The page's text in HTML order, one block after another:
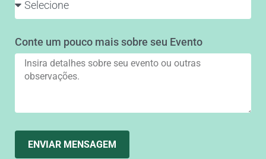
Conte um pouco mais sobre seu Evento
ENVIAR MENSAGEM